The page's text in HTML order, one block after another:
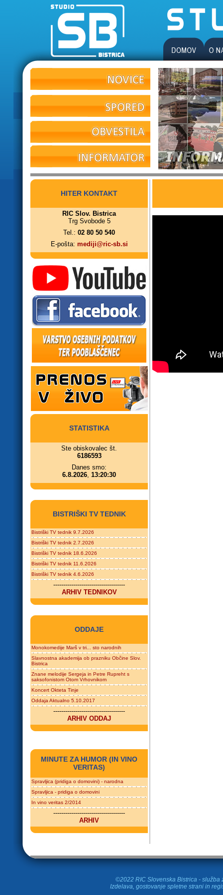
HITER KONTAKT
RIC Slov. Bistrica
Trg Svobode 5
Tel.: 02 80 50 540
E-pošta: mediji@ric-sb.si
STATISTIKA
Ste obiskovalec št.
6186593
Danes smo:
6.8.2026, 13:20:30
BISTRIŠKI TV TEDNIK
Bistriški TV tednik 9.7.2026
Bistriški TV tednik 2.7.2026
Bistriški TV tednik 18.6.2026
Bistriški TV tednik 11.6.2026
Bistriški TV tednik 4.6.2026
------------------------------------
ARHIV TEDNIKOV
ODDAJE
Monokomedije Marš v tri... sto narodnih
Slavnostna akademija ob prazniku Občine Slov.
Bistrica
Znane melodije Sergeja in Petre Rupreht s
saksofonistom Otom Vrhovnikom
Koncert Okteta Tinje
Oddaja Aktualno 5.10.2017
------------------------------------
ARHIV ODDAJ
MINUTE ZA HUMOR (IN VINO
VERITAS)
Spravljica (pridiga o domovini) - narodna
Spravljica - pridiga o domovini
In vino veritas 2/2014
------------------------------------
ARHIV
©2022 RIC Slovenska Bistrica - služba
Izdelava, gostovanje spletne strani in